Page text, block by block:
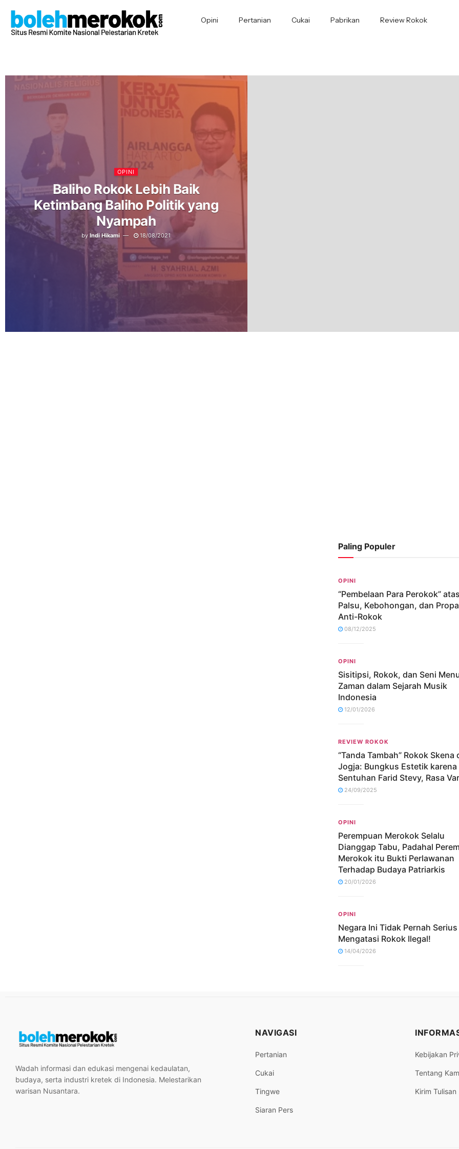
Opini Pertanian Cukai Pabrikan Review Rokok
OPINI
Baliho Rokok Lebih Baik
Ketimbang Baliho Politik yang
Nyampah
by Indi Hikami 18/08/2021
Paling Populer
OPINI
“Pembelaan Para Perokok”
Palsu, Kebohongan, dan
Anti-Rokok
08/12/2025
OPINI
Sisitipsi, Rokok, dan Seni
Zaman dalam Sejarah Musik
Indonesia
12/01/2026
REVIEW ROKOK
“Tanda Tambah” Rokok Skena
Jogja: Bungkus Estetik karena
Sentuhan Farid Stevy, Rasa
24/09/2025
OPINI
Perempuan Merokok Selalu
Dianggap Tabu, Padahal
Merokok itu Bukti Perlawanan
Terhadap Budaya Patriarkis
20/01/2026
OPINI
Negara Ini Tidak Pernah Serius
Mengatasi Rokok Ilegal!
14/04/2026
Wadah informasi dan edukasi mengenai kedaulatan,
budaya, serta industri kretek di Indonesia. Melestarikan
warisan Nusantara.
NAVIGASI
Pertanian
Cukai
Tingwe
Siaran Pers
Kebijakan
Tentang
Kirim Tulisan